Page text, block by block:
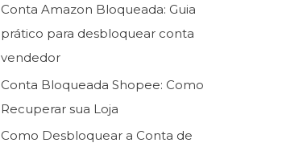
Conta Amazon Bloqueada: Guia
prático para desbloquear conta
vendedor
Conta Bloqueada Shopee: Como
Recuperar sua Loja
Como Desbloquear a Conta de